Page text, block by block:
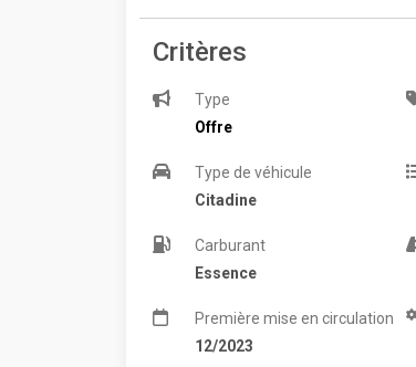
Critères
Type
Offre
Type de véhicule
Citadine
Carburant
Essence
Première mise en circulation
12/2023